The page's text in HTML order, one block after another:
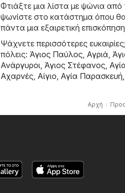
Φτιάξτε μια λίστα με ψώνια από
ψωνίστε στο κατάστημα όπου
πάντα μια εξαιρετική
Ψάχνετε περισσότερες
πόλεις: Άγιος Παύλος Αγριά
Ανάργυροι Άγιος Στέφανος
Αχαρνές Αίγιο Αγία Παρασκευή
Αρχή